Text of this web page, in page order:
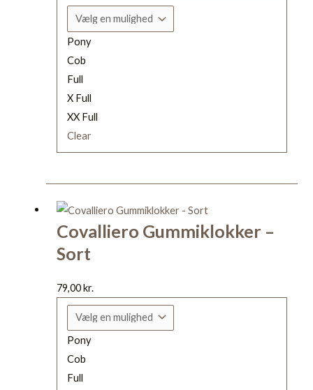
Pony
Cob
Full
X Full
XX Full
Clear
kan
vælges
varesiden
Covalliero Gummiklokker –
Sort
79,00kr.
Pony
Cob
Full
vare
har
flere
Mulighederne
kan
vælges
varesiden